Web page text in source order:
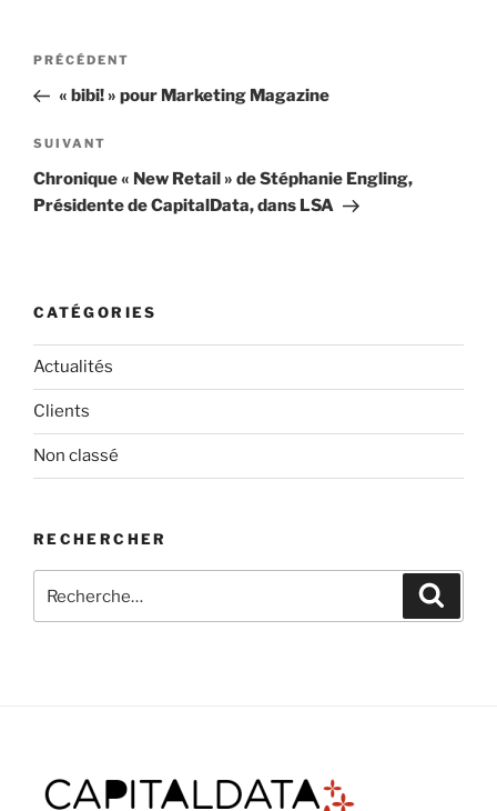
Navigation
l’article
Article
précédent
PRÉCÉDENT
« bibi! » pour Marketing Magazine
Article
suivant
SUIVANT
Chronique « New Retail » de Stéphanie Engling,
Présidente de CapitalData, dans LSA
CATÉGORIES
Actualités
Clients
Non classé
RECHERCHER
pour